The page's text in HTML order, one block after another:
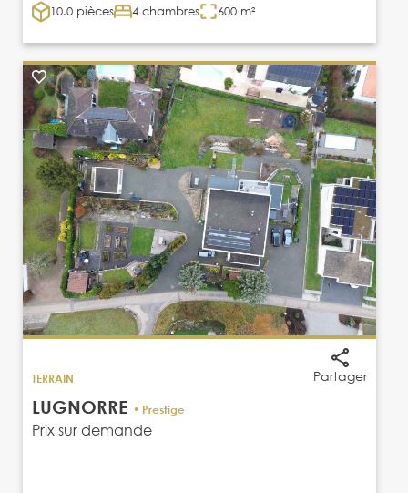
10.0 pièces 4 chambres 600 m²
Partager
TERRAIN
LUGNORRE • Prestige
Prix sur demande